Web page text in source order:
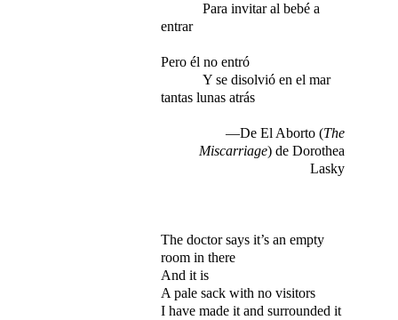
Para invitar al bebé a
entrar
Pero ​​él ​​no entró
Y se disolvió en el mar
tantas lunas atrás
—De El Aborto (The
Miscarriage) de Dorothea
Lasky
The doctor says it’s an empty
room in there
And it is
A pale sack with no visitors
I have made it and surrounded it